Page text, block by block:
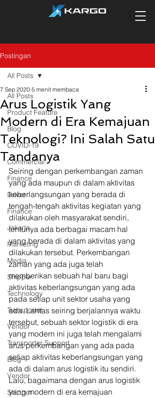
Postingan
All Posts
Product Feature
Blog
COVID-19
Commercial
Finance
Driver
Finance
Jakarta
Marketing
Media
Shipper
Technology
Transporter
Vendor
Transporter Support
Blog
Vendor
Shipper
All Posts
Arus Logistik Yang
Modern di Era Kemajuan
Teknologi? Ini Salah Satu
Tandanya
7 Sep 2020 5 menit membaca
Seiring dengan perkembangan zaman
yang ada maupun di dalam aktivitas
keberlangsungan yang berada di
tengah-tengah aktivitas kegiatan yang
dilakukan oleh masyarakat sendiri,
tentunya ada berbagai macam hal
yang berada di dalam aktivitas yang
dilakukan tersebut. Perkembangan
zaman yang ada juga telah
memberikan sebuah hal baru bagi
aktivitas keberlangsungan yang ada
pada setiap unit sektor usaha yang
ada. Lantas seiring berjalannya waktu
tersebut, sebuah sektor logistik di era
yang modern ini juga telah mengalami
arus perkembangan yang ada pada
setiap aktivitas keberlangsungan yang
ada di dalam arus logistik itu sendiri.
Lalu, bagaimana dengan arus logistik
yang modern di era kemajuan